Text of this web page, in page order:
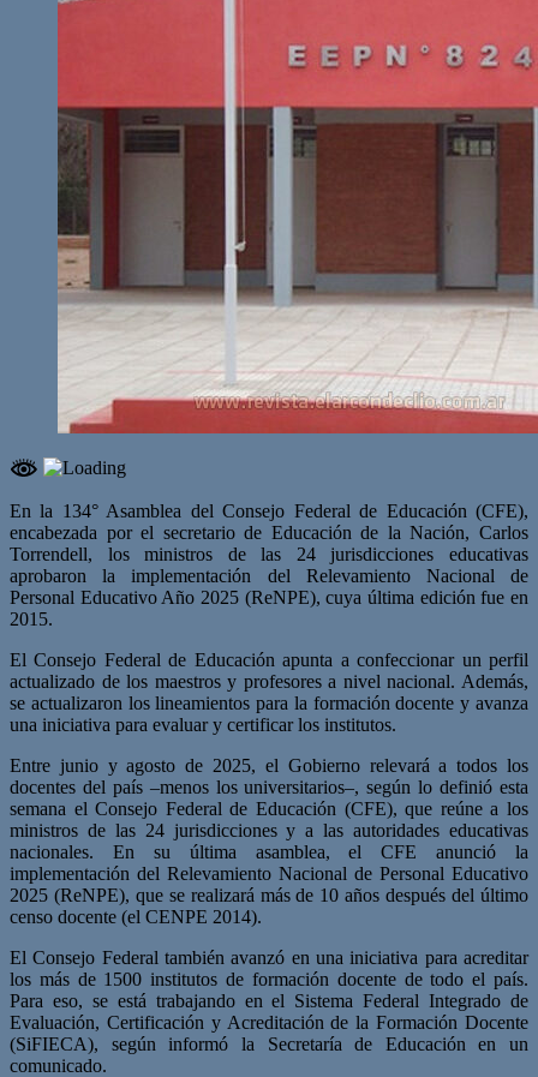
En la 134° Asamblea del Consejo Federal de Educación (CFE),
encabezada por el secretario de Educación de la Nación, Carlos
Torrendell, los ministros de las 24 jurisdicciones educativas
aprobaron la implementación del Relevamiento Nacional de
Personal Educativo Año 2025 (ReNPE), cuya última edición fue en
2015.
El Consejo Federal de Educación apunta a confeccionar un perfil
actualizado de los maestros y profesores a nivel nacional. Además,
se actualizaron los lineamientos para la formación docente y avanza
una iniciativa para evaluar y certificar los institutos.
Entre junio y agosto de 2025, el Gobierno relevará a todos los
docentes del país –menos los universitarios–, según lo definió esta
semana el Consejo Federal de Educación (CFE), que reúne a los
ministros de las 24 jurisdicciones y a las autoridades educativas
nacionales. En su última asamblea, el CFE anunció la
implementación del Relevamiento Nacional de Personal Educativo
2025 (ReNPE), que se realizará más de 10 años después del último
censo docente (el CENPE 2014).
El Consejo Federal también avanzó en una iniciativa para acreditar
los más de 1500 institutos de formación docente de todo el país.
Para eso, se está trabajando en el Sistema Federal Integrado de
Evaluación, Certificación y Acreditación de la Formación Docente
(SiFIECA), según informó la Secretaría de Educación en un
comunicado.